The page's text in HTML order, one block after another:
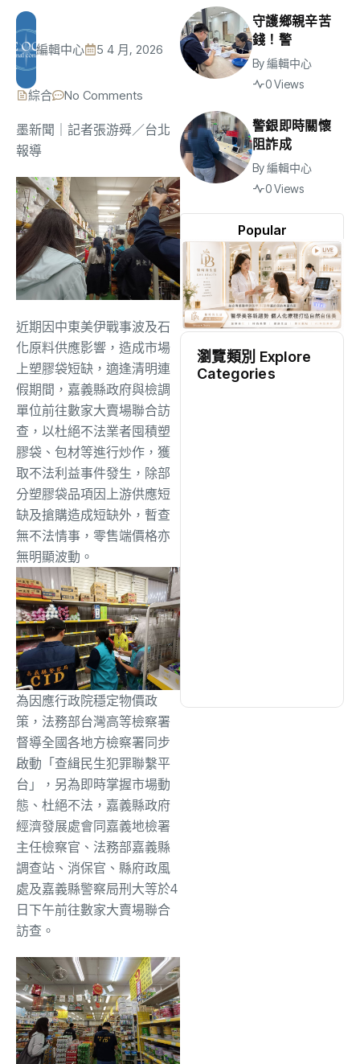
編輯中心 5 4 月, 2026
綜合 No Comments
墨新聞 ｜記者張游舜／台北
報導
近期因中東美伊戰事波及石
化原料供應影響，造成市場
上塑膠袋短缺，適逢清明連
假期間，嘉義縣政府與檢調
單位前往數家大賣場聯合訪
查，以杜絕不法業者囤積塑
膠袋、包材等進行炒作，獲
取不法利益事件發生，除部
分塑膠袋品項因上游供應短
缺及搶購造成短缺外，暫查
無不法情事，零售端價格亦
無明顯波動。
為因應行政院穩定物價政
策，法務部台灣高等檢察署
督導全國各地方檢察署同步
啟動「查緝民生犯罪聯繫平
台」，另為即時掌握市場動
態、杜絕不法，嘉義縣政府
經濟發展處會同嘉義地檢署
主任檢察官、法務部嘉義縣
調查站、消保官、縣府政風
處及嘉義縣警察局刑大等於4
日下午前往數家大賣場聯合
訪查。
Popular
守護鄉親辛苦
錢！警
By編輯中心
0 Views
警銀即時關懷
阻詐成
By編輯中心
0 Views
瀏覽類別 Explore
Categories